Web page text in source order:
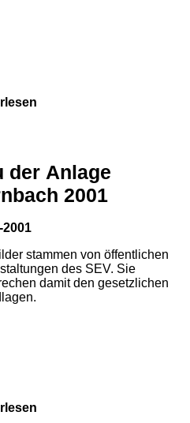
der Anlage
2001
2001
stammen von öffentlichen
des SEV. Sie
damit den gesetzlichen